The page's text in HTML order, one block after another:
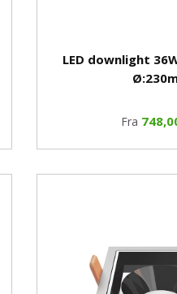
LED downlight
Fra